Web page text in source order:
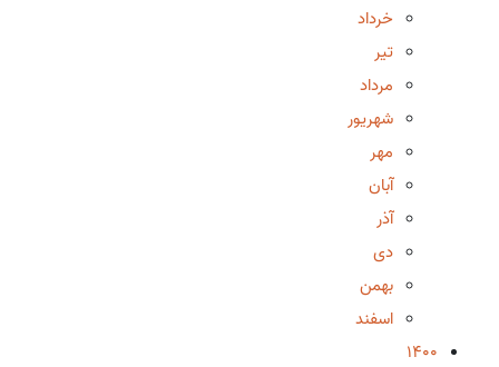
خرداد
تیر
مرداد
شهریور
مهر
آبان
آذر
دی
بهمن
اسفند
1400